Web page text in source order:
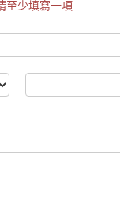
至少填寫一項